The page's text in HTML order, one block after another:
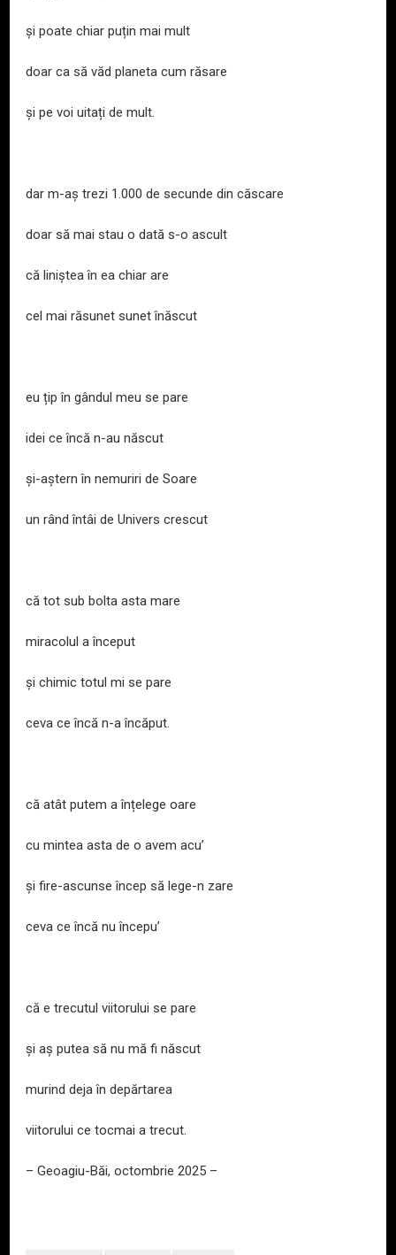
și poate chiar puțin mai mult
doar ca să văd planeta cum răsare
și pe voi uitați de mult.
dar m-aș trezi 1.000 de secunde din căscare
doar să mai stau o dată s-o ascult
că liniștea în ea chiar are
cel mai răsunet sunet înăscut
eu țip în gândul meu se pare
idei ce încă n-au născut
și-aștern în nemuriri de Soare
un rând întâi de Univers crescut
că tot sub bolta asta mare
miracolul a început
și chimic totul mi se pare
ceva ce încă n-a încăput.
că atât putem a înțelege oare
cu mintea asta de o avem acu’
și fire-ascunse încep să lege-n zare
ceva ce încă nu începu’
că e trecutul viitorului se pare
și aș putea să nu mă fi născut
murind deja în depărtarea
viitorului ce tocmai a trecut.
– Geoagiu-Băi, octombrie 2025 –